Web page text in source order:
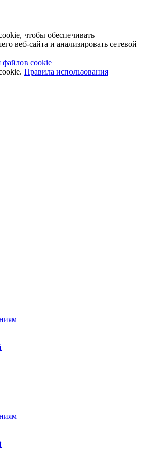
чтобы обеспечивать
веб-сайта и анализировать сетевой
файлов cookie
Правила использования